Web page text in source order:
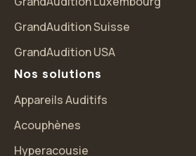
GrandAudition Suisse
GrandAudition USA
Nos solutions
Appareils Auditifs
Acouphènes
Hyperacousie